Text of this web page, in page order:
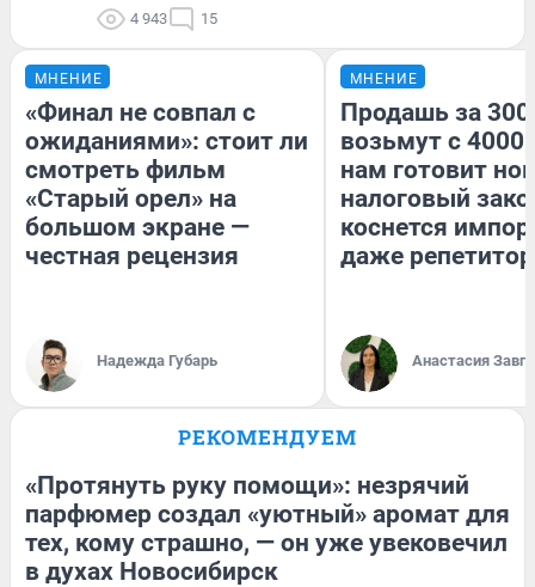
4 943 15
МНЕНИЕ
«Финал не совпал с
ожиданиями»: стоит ли
смотреть фильм
«Старый орел» на
большом экране —
честная рецензия
Надежда Губарь
МНЕНИЕ
Продашь за
возьмут с
нам готовит
налоговый
коснется
даже
Анастасия
РЕКОМЕНДУЕМ
«Протянуть руку помощи»: незрячий
парфюмер создал «уютный» аромат для
тех, кому страшно, — он уже увековечил
в духах Новосибирск